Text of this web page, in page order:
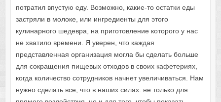
потратил впустую еду. Возможно, какие-то остатки еды
застряли в молоке, или ингредиенты для этого
кулинарного шедевра, на приготовление которого у нас
не хватило времени. Я уверен, что каждая
представленная организация могла бы сделать больше
для сокращения пищевых отходов в своих кафетериях,
когда количество сотрудников начнет увеличиваться. Нам
нужно сделать все, что в наших силах: не только для